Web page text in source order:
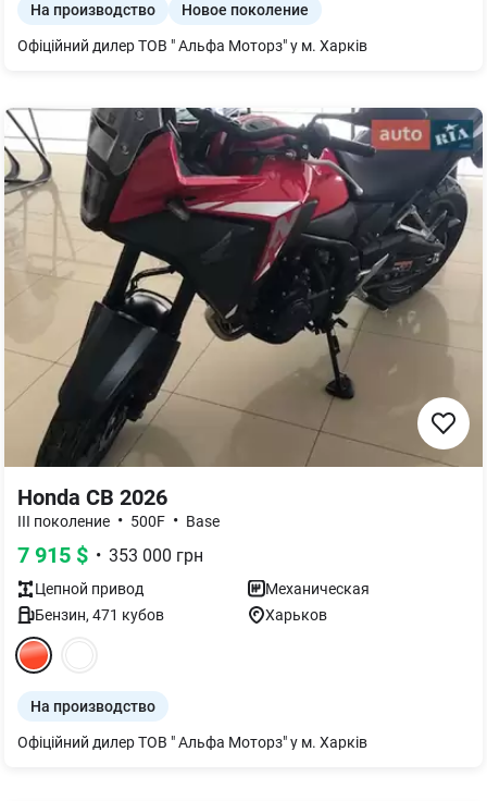
На производство Новое поколение
Офіційний дилер ТОВ " Альфа Моторз" у м. Харків
Honda CB 2026
III поколение • 500F • Base
7 915 $ • 353 000 грн
Цепной привод
Механическая
Бензин, 471 кубов Харьков
На производство
Офіційний дилер ТОВ " Альфа Моторз" у м. Харків